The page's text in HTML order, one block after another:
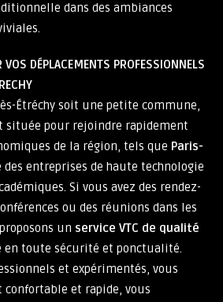
dans des ambiances
VOS DÉPLACEMENTS PROFESSIONNELS
Étréchy soit une petite commune,
située pour rejoindre rapidement
de la région, tels que Paris-
des entreprises de haute technologie
Si vous avez des rendez-
ou des réunions dans les
un service VTC de qualité
en toute sécurité et ponctualité.
et expérimentés, vous
et rapide, vous